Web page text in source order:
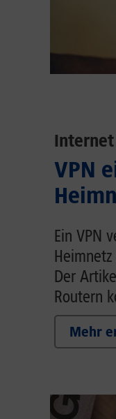
Internet
VPN
Ein VPN
Der
Routern
Mehr